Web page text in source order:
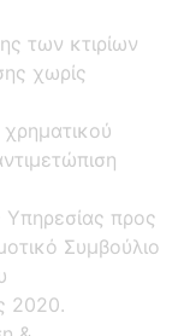
των κτιρίων
χωρίς
Υπηρεσίας προς
Συμβούλιο
2020.